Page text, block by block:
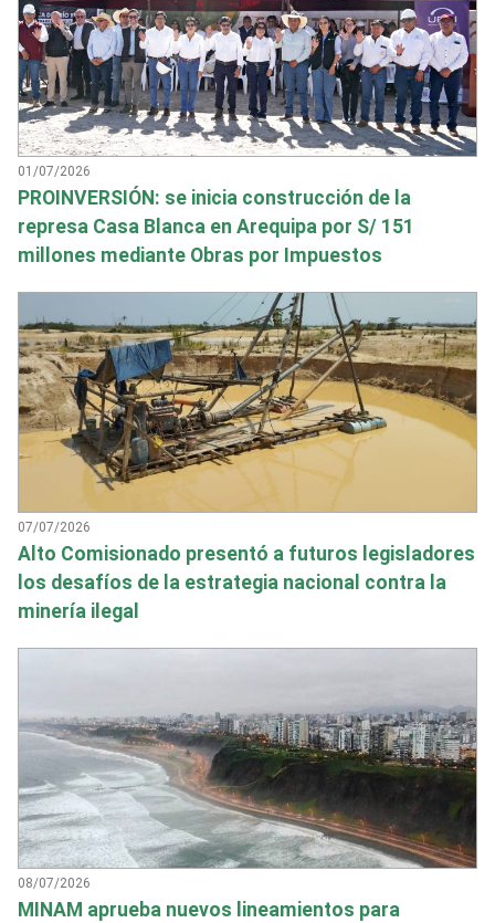
01/07/2026
PROINVERSIÓN: se inicia construcción de la
represa Casa Blanca en Arequipa por S/ 151
millones mediante Obras por Impuestos
07/07/2026
Alto Comisionado presentó a futuros legisladores
los desafíos de la estrategia nacional contra la
minería ilegal
08/07/2026
MINAM aprueba nuevos lineamientos para